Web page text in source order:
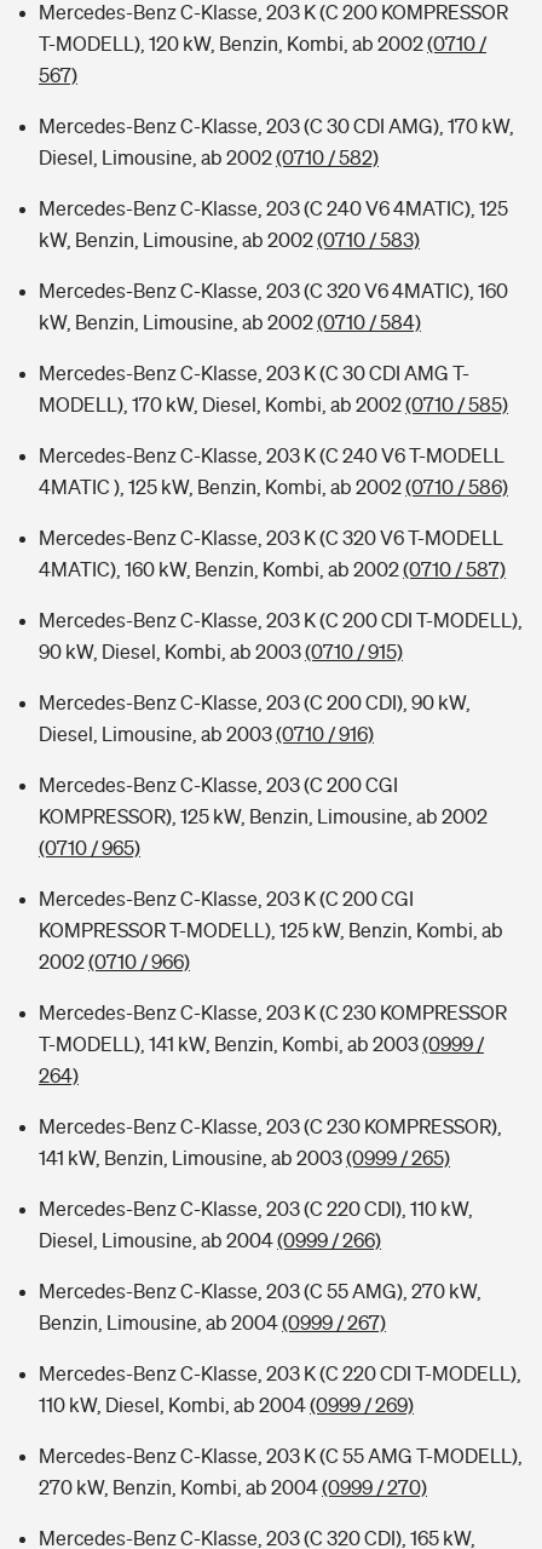
Mercedes-Benz C-Klasse, 203 K (C 200 KOMPRESSOR
T-MODELL), 120 kW, Benzin, Kombi, ab 2002(0710 /
567)
Mercedes-Benz C-Klasse, 203 (C 30 CDI AMG), 170 kW,
Diesel, Limousine, ab 2002(0710 / 582)
Mercedes-Benz C-Klasse, 203 (C 240 V6 4MATIC), 125
kW, Benzin, Limousine, ab 2002(0710 / 583)
Mercedes-Benz C-Klasse, 203 (C 320 V6 4MATIC), 160
kW, Benzin, Limousine, ab 2002(0710 / 584)
Mercedes-Benz C-Klasse, 203 K (C 30 CDI AMG T-
MODELL), 170 kW, Diesel, Kombi, ab 2002(0710 / 585)
Mercedes-Benz C-Klasse, 203 K (C 240 V6 T-MODELL
4MATIC ), 125 kW, Benzin, Kombi, ab 2002(0710 / 586)
Mercedes-Benz C-Klasse, 203 K (C 320 V6 T-MODELL
4MATIC), 160 kW, Benzin, Kombi, ab 2002(0710 / 587)
Mercedes-Benz C-Klasse, 203 K (C 200 CDI T-MODELL),
90 kW, Diesel, Kombi, ab 2003(0710 / 915)
Mercedes-Benz C-Klasse, 203 (C 200 CDI), 90 kW,
Diesel, Limousine, ab 2003(0710 / 916)
Mercedes-Benz C-Klasse, 203 (C 200 CGI
KOMPRESSOR), 125 kW, Benzin, Limousine, ab 2002
(0710 / 965)
Mercedes-Benz C-Klasse, 203 K (C 200 CGI
KOMPRESSOR T-MODELL), 125 kW, Benzin, Kombi, ab
2002(0710 / 966)
Mercedes-Benz C-Klasse, 203 K (C 230 KOMPRESSOR
T-MODELL), 141 kW, Benzin, Kombi, ab 2003(0999 /
264)
Mercedes-Benz C-Klasse, 203 (C 230 KOMPRESSOR),
141 kW, Benzin, Limousine, ab 2003(0999 / 265)
Mercedes-Benz C-Klasse, 203 (C 220 CDI), 110 kW,
Diesel, Limousine, ab 2004(0999 / 266)
Mercedes-Benz C-Klasse, 203 (C 55 AMG), 270 kW,
Benzin, Limousine, ab 2004(0999 / 267)
Mercedes-Benz C-Klasse, 203 K (C 220 CDI T-MODELL),
110 kW, Diesel, Kombi, ab 2004(0999 / 269)
Mercedes-Benz C-Klasse, 203 K (C 55 AMG T-MODELL),
270 kW, Benzin, Kombi, ab 2004(0999 / 270)
Mercedes-Benz C-Klasse, 203 (C 320 CDI), 165 kW,